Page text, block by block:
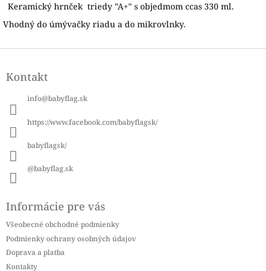
Keramický hrnček triedy "A+" s objedmom ccas 330 ml.
Vhodný do úmývačky riadu a do mikrovlnky.
pKontakt
info@babyflag.sk
https://www.facebook.com/babyflagsk/
babyflagsk/
@babyflag.sk
Informácie pre vás
Všeobecné obchodné podmienky
Podmienky ochrany osobných údajov
Doprava a platba
Kontakty